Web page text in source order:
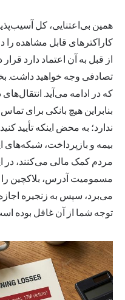
همین بی‌اعتنایی، کل
کاراکترهای قابل مشاهده را
از قبل به آن اعتماد دارد
تصادفی وجه خواهید داشت.
که در ادامه می‌آید.
بنابراین هیچ بانکی برای
ندارد؛ به محض اینکه تأیید
بیمه و بازپرداخت، شبکه‌های
مردم کمک مالی می‌کنند، در
مسمومیت آدرس، بلاکچین را
می‌برد، سپس به زنجیره
توجه شما از آن غافل بوده